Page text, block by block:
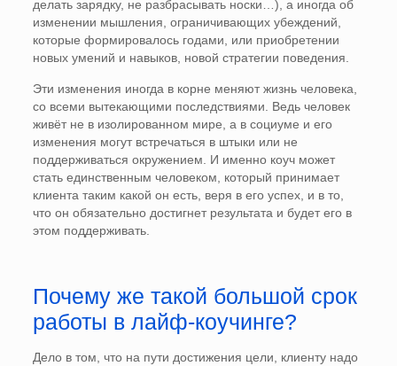
делать зарядку, не разбрасывать носки…), а иногда об
изменении мышления, ограничивающих убеждений,
которые формировалось годами, или приобретении
новых умений и навыков, новой стратегии поведения.
Эти изменения иногда в корне меняют жизнь человека,
со всеми вытекающими последствиями. Ведь человек
живёт не в изолированном мире, а в социуме и его
изменения могут встречаться в штыки или не
поддерживаться окружением. И именно коуч может
стать единственным человеком, который принимает
клиента таким какой он есть, веря в его успех, и в то,
что он обязательно достигнет результата и будет его в
этом поддерживать.
Почему же такой большой срок
работы в лайф-коучинге?
Дело в том, что на пути достижения цели, клиенту надо